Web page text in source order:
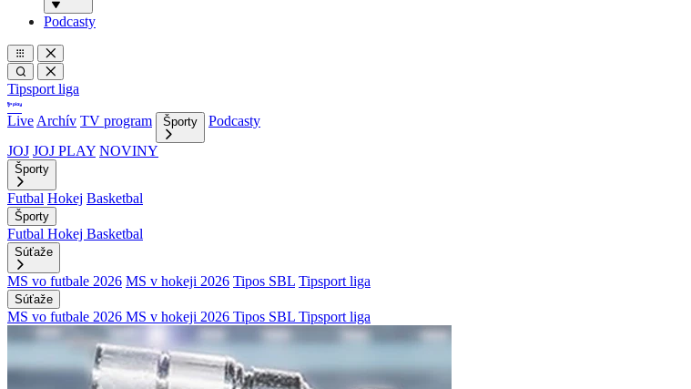
Podcasty
Tipsport liga
Live Archív TV program Športy
Podcasty
JOJ JOJ PLAY NOVINY
Športy
Futbal Hokej Basketbal
Športy
Futbal Hokej Basketbal
Súťaže
MS vo futbale 2026 MS v hokeji 2026 Tipos SBL Tipsport liga
Súťaže
MS vo futbale 2026 MS v hokeji 2026 Tipos SBL Tipsport liga